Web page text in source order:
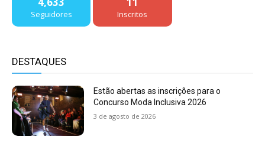
Seguidores Inscritos
DESTAQUES
Estão abertas as inscrições para o
Concurso Moda Inclusiva 2026
3 de agosto de 2026